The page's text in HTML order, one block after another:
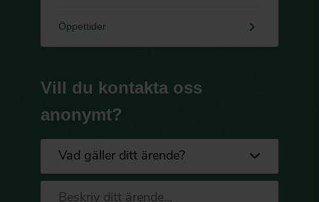
Öppettider keyboard_arrow_right
Vill du kontakta oss
anonymt?